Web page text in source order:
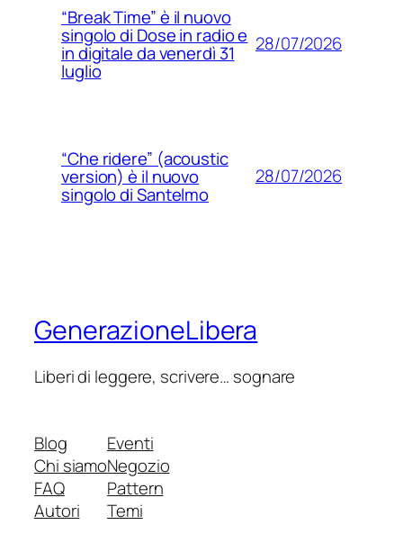
“Break Time” è il nuovo
singolo di Dose in radio e
in digitale da venerdì 31
luglio
28/07/2026
“Che ridere” (acoustic
version) è il nuovo
singolo di Santelmo
28/07/2026
GenerazioneLibera
Liberi di leggere, scrivere… sognare
Blog
Chi siamo
FAQ
Autori
Eventi
Negozio
Pattern
Temi